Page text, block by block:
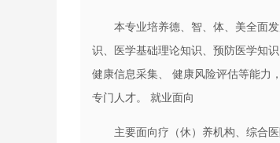
本专业培养德、智、体、美全面
识、医学基础理论知识、预防医学知
健康信息采集、 健康风险评估等能力
专门人才。 就业面向
主要面向疗（休）养机构、综合